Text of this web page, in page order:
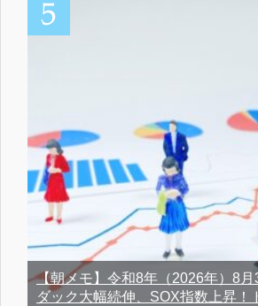
【朝メモ】令和8年（2026年）8月
ダック大幅続伸、SOX指数上昇！